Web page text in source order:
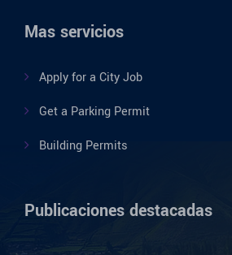
Mas servicios
Apply for a City Job
Get a Parking Permit
Building Permits
Publicaciones destacadas